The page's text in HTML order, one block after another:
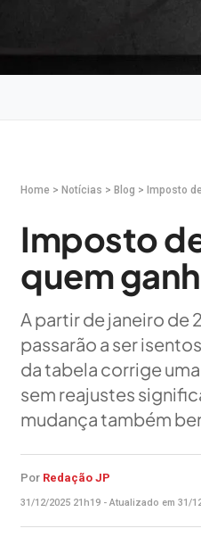
Home > Notícias > Blog > Imposto
Imposto
quem
A partir de janeiro de
passarão a ser
da tabela corrige
sem reajustes
mudança também
Por Redação JP
31/12/2025 21h19 - Atualizado em 31/